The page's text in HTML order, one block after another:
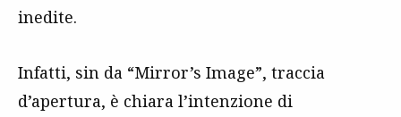
inedite.
Infatti, sin da “Mirror’s Image”, traccia
d’apertura, è chiara l’intenzione di